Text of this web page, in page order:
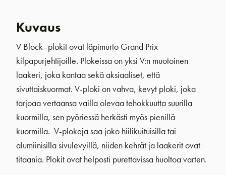
Kuvaus
V Block -plokit ovat läpimurto Grand Prix
kilpapurjehtijoille. Plokeissa on yksi V:n muotoinen
laakeri, joka kantaa sekä aksiaaliset, että
sivuttaiskuormat. V-ploki on vahva, kevyt ploki, joka
tarjoaa vertaansa vailla olevaa tehokkuutta suurilla
kuormilla, sen pyöriessä herkästi myös pienillä
kuormilla. V-plokeja saa joko hiilikuituisilla tai
alumiinisilla sivulevyillä, niiden kehrät ja laakerit ovat
titaania. Plokit ovat helposti purettavissa huoltoa varten.